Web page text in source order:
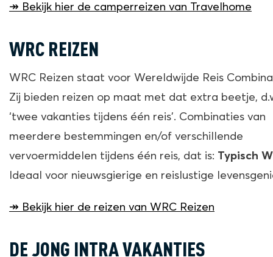
↠ Bekijk hier de camperreizen van Travelhome
WRC REIZEN
WRC Reizen staat voor Wereldwijde Reis
Zij bieden reizen op maat met dat extra beetje,
‘twee vakanties tijdens één reis’. Combinaties van
meerdere bestemmingen en/of verschillende
vervoermiddelen tijdens één reis, dat is: Typisch
Ideaal voor nieuwsgierige en reislustige
↠ Bekijk hier de reizen van WRC Reizen
DE JONG INTRA VAKANTIES